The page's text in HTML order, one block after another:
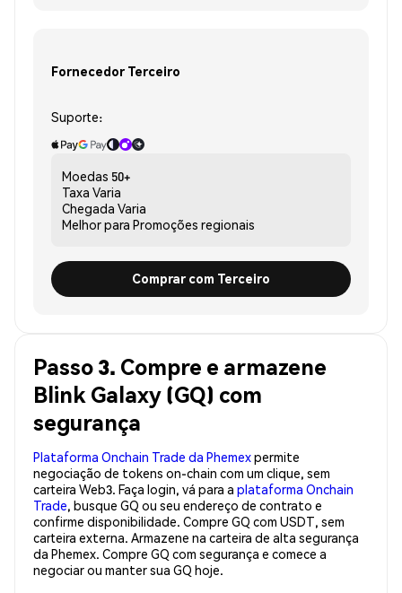
Fornecedor Terceiro
Suporte:
Moedas 50+
Taxa Varia
Chegada Varia
Melhor para Promoções regionais
Comprar com Terceiro
Passo 3. Compre e armazene
Blink Galaxy (GQ) com
segurança
Plataforma Onchain Trade da Phemexpermite
negociação de tokens on-chain com um clique, sem
carteira Web3. Faça login, vá para a plataforma Onchain
Trade, busque GQ ou seu endereço de contrato e
confirme disponibilidade. Compre GQ com USDT, sem
carteira externa. Armazene na carteira de alta segurança
da Phemex. Compre GQ com segurança e comece a
negociar ou manter sua GQ hoje.